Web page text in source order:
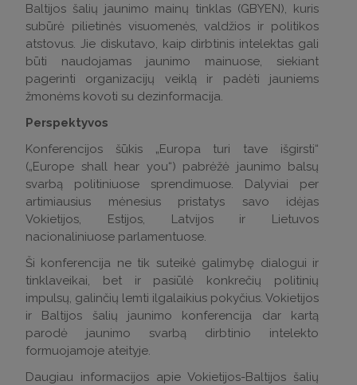
Baltijos šalių jaunimo mainų tinklas (GBYEN), kuris
subūrė pilietinės visuomenės, valdžios ir politikos
atstovus. Jie diskutavo, kaip dirbtinis intelektas gali
būti naudojamas jaunimo mainuose, siekiant
pagerinti organizacijų veiklą ir padėti jauniems
žmonėms kovoti su dezinformacija.
Perspektyvos
Konferencijos šūkis „Europa turi tave išgirsti“
(„Europe shall hear you“) pabrėžė jaunimo balsų
svarbą politiniuose sprendimuose. Dalyviai per
artimiausius mėnesius pristatys savo idėjas
Vokietijos, Estijos, Latvijos ir Lietuvos
nacionaliniuose parlamentuose.
Ši konferencija ne tik suteikė galimybę dialogui ir
tinklaveikai, bet ir pasiūlė konkrečių politinių
impulsų, galinčių lemti ilgalaikius pokyčius. Vokietijos
ir Baltijos šalių jaunimo konferencija dar kartą
parodė jaunimo svarbą dirbtinio intelekto
formuojamoje ateityje.
Daugiau informacijos apie Vokietijos-Baltijos šalių